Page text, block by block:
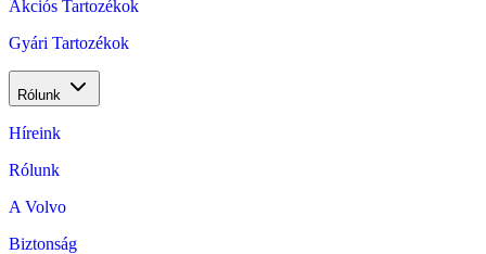
Akciós Tartozékok
Gyári Tartozékok
Rólunk
Híreink
Rólunk
A Volvo
Biztonság